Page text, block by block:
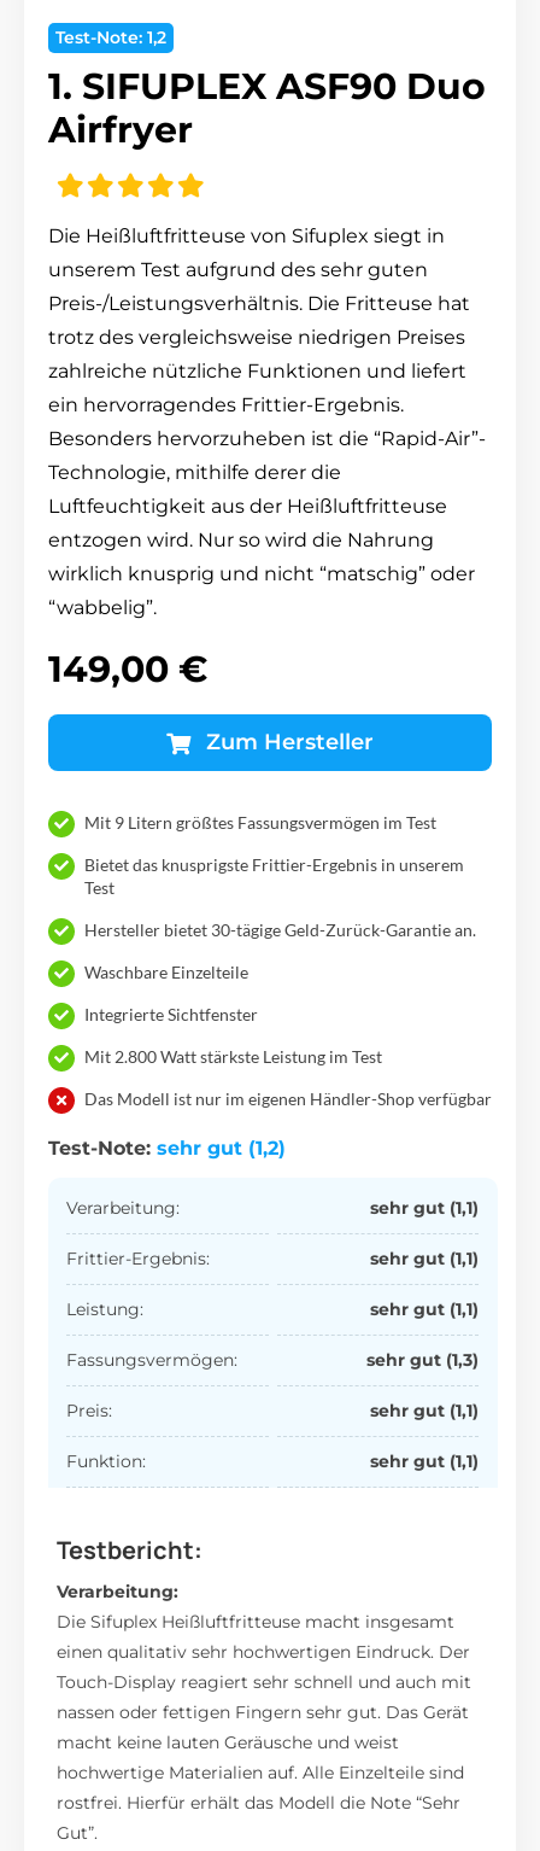
Test-Note: 1,2
1. SIFUPLEX ASF90 Duo
Airfryer
Die Heißluftfritteuse von Sifuplex siegt in
unserem Test aufgrund des sehr guten
Preis-/Leistungsverhältnis. Die Fritteuse hat
trotz des vergleichsweise niedrigen Preises
zahlreiche nützliche Funktionen und liefert
ein hervorragendes Frittier-Ergebnis.
Besonders hervorzuheben ist die “Rapid-Air”-
Technologie, mithilfe derer die
Luftfeuchtigkeit aus der Heißluftfritteuse
entzogen wird. Nur so wird die Nahrung
wirklich knusprig und nicht “matschig” oder
“wabbelig”.
149,00 €
Zum Hersteller
Mit 9 Litern größtes Fassungsvermögen im Test
Bietet das knusprigste Frittier-Ergebnis in unserem
Test
Hersteller bietet 30-tägige Geld-Zurück-Garantie an.
Waschbare Einzelteile
Integrierte Sichtfenster
Mit 2.800 Watt stärkste Leistung im Test
Das Modell ist nur im eigenen Händler-Shop verfügbar
Test-Note: sehr gut (1,2)
Verarbeitung: sehr gut (1,1)
Frittier-Ergebnis: sehr gut (1,1)
Leistung: sehr gut (1,1)
Fassungsvermögen: sehr gut (1,3)
Preis: sehr gut (1,1)
Funktion: sehr gut (1,1)
Testbericht:
Verarbeitung:
Die Sifuplex Heißluftfritteuse macht insgesamt
einen qualitativ sehr hochwertigen Eindruck. Der
Touch-Display reagiert sehr schnell und auch mit
nassen oder fettigen Fingern sehr gut. Das Gerät
macht keine lauten Geräusche und weist
hochwertige Materialien auf. Alle Einzelteile sind
rostfrei. Hierfür erhält das Modell die Note “Sehr
Gut”.